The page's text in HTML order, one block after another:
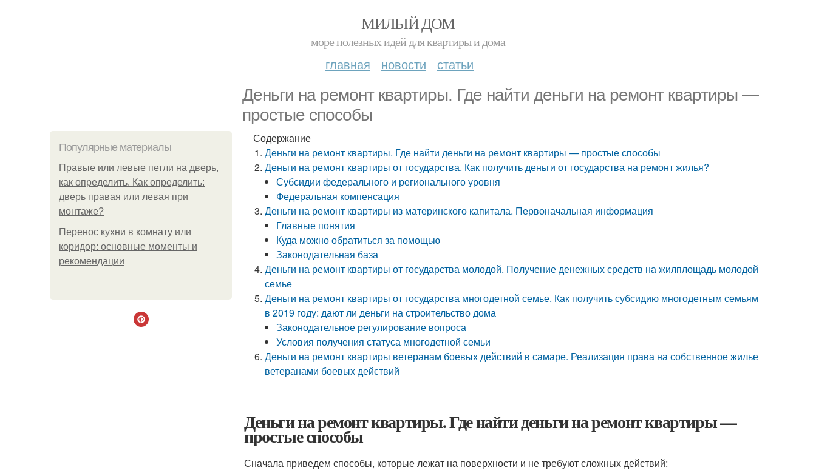
МИЛЫЙ ДОМ
море полезных идей для квартиры и дома
главная новости статьи
Деньги на ремонт квартиры. Где найти деньги на ремонт квартиры —
простые способы
Популярные материалы
Правые или левые петли на дверь,
как определить. Как определить:
дверь правая или левая при
монтаже?
Перенос кухни в комнату или
коридор: основные моменты и
рекомендации
Содержание
Деньги на ремонт квартиры. Где найти деньги на ремонт квартиры — простые способы
Деньги на ремонт квартиры от государства. Как получить деньги от государства на ремонт жилья?
Субсидии федерального и регионального уровня
Федеральная компенсация
Деньги на ремонт квартиры из материнского капитала. Первоначальная информация
Главные понятия
Куда можно обратиться за помощью
Законодательная база
Деньги на ремонт квартиры от государства молодой. Получение денежных средств на жилплощадь молодой
семье
Деньги на ремонт квартиры от государства многодетной семье. Как получить субсидию многодетным семьям
в 2019 году: дают ли деньги на строительство дома
Законодательное регулирование вопроса
Условия получения статуса многодетной семьи
Деньги на ремонт квартиры ветеранам боевых действий в самаре. Реализация права на собственное жилье
ветеранами боевых действий
Деньги на ремонт квартиры. Где найти деньги на ремонт квартиры —
простые способы
Сначала приведем способы, которые лежат на поверхности и не требуют сложных действий: